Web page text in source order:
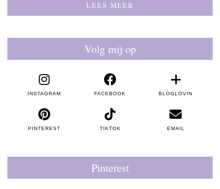
LEES MEER
Volg mij op
INSTAGRAM FACEBOOK BLOGLOVIN
PINTEREST TIKTOK EMAIL
Pinterest